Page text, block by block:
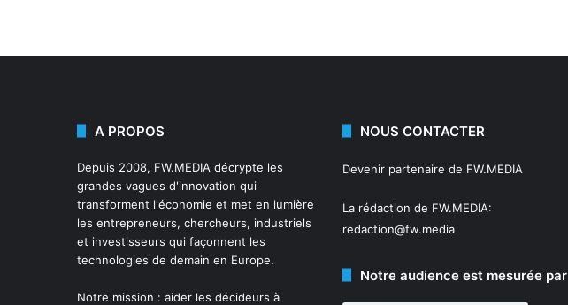
A PROPOS
Depuis 2008, FW.MEDIA décrypte les
grandes vagues d'innovation qui
transforment l'économie et met en lumière
les entrepreneurs, chercheurs, industriels
et investisseurs qui façonnent les
technologies de demain en Europe.
Notre mission : aider les décideurs à
NOUS CONTACTER
Devenir partenaire de FW.MEDIA
La rédaction de FW.MEDIA:
redaction@fw.media
Notre audience est mesurée par